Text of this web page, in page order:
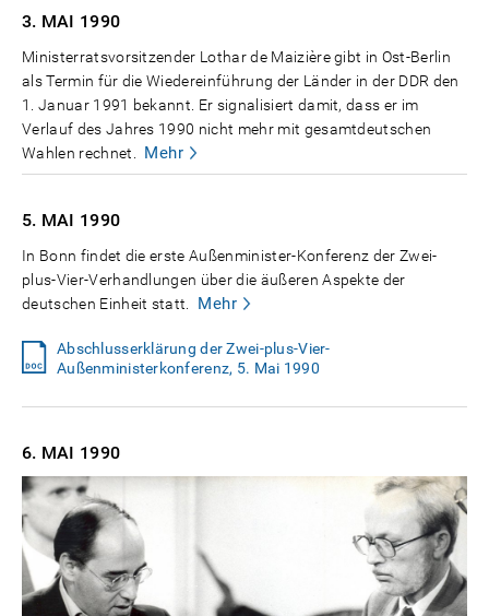
3. MAI 1990
Ministerratsvorsitzender Lothar de Maizière gibt in Ost-Berlin
als Termin für die Wiedereinführung der Länder in der DDR den
1. Januar 1991 bekannt. Er signalisiert damit, dass er im
Verlauf des Jahres 1990 nicht mehr mit gesamtdeutschen
Wahlen rechnet.
Mehr
5. MAI 1990
In Bonn findet die erste Außenminister-Konferenz der Zwei-
plus-Vier-Verhandlungen über die äußeren Aspekte der
deutschen Einheit statt.
Mehr
Abschlusserklärung der Zwei-plus-Vier-
Außenministerkonferenz, 5. Mai 1990
6. MAI 1990